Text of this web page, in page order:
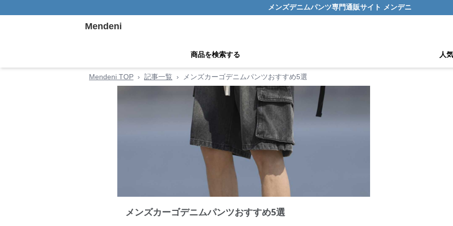
メンズデニムパンツ専門通販サイト メンデニ
Mendeni
商品を検索する 人
Mendeni TOP › 記事一覧 › メンズカーゴデニムパンツおすすめ5選
メンズカーゴデニムパンツおすすめ5選